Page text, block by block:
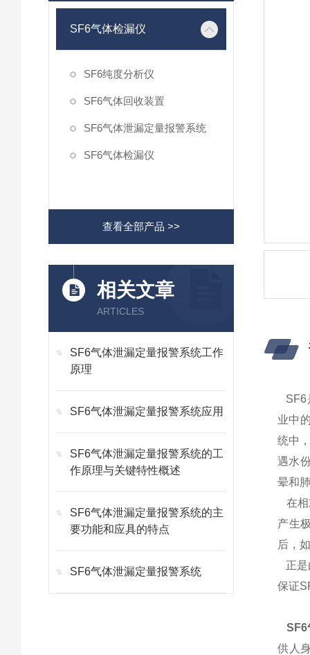
SF6气体检漏仪
SF6纯度分析仪
SF6气体回收装置
SF6气体泄漏定量报警系统
SF6气体检漏仪
查看全部产品 >>
相关文章
ARTICLES
SF6气体泄漏定量报警系统工作
原理
SF6气体泄漏定量报警系统应用
SF6气体泄漏定量报警系统的工
作原理与关键特性概述
SF6气体泄漏定量报警系统的主
要功能和应具的特点
SF6气体泄漏定量报警系统
SF6
业中
统中
遇水
晕和
在相
产生
后，
正是
保证
SF6
供人